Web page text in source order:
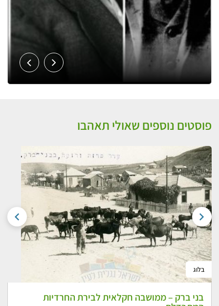
פוסטים נוספים שאולי תאהבו
בלוג
בני ברק – ממושבה חקלאית לבירת החרדיות